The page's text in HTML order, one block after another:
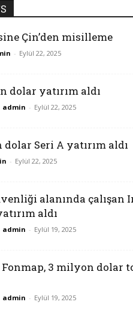
Çin’den misilleme
- Eylül 22, 2025
dolar yatırım aldı
admin - Eylül 22, 2025
Seri A yatırım aldı
- Eylül 22, 2025
alanında çalışan
aldı
admin - Eylül 19, 2025
3 milyon dolar
admin - Eylül 19, 2025